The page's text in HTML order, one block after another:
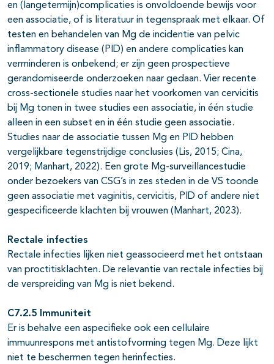
en (langetermijn)complicaties is onvoldoende bewijs voor
een associatie, of is literatuur in tegenspraak met elkaar. Of
testen en behandelen van Mg de incidentie van pelvic
inflammatory disease (PID) en andere complicaties kan
verminderen is onbekend; er zijn geen prospectieve
gerandomiseerde onderzoeken naar gedaan. Vier recente
cross-sectionele studies naar het voorkomen van cervicitis
bij Mg tonen in twee studies een associatie, in één studie
alleen in een subset en in één studie geen associatie.
Studies naar de associatie tussen Mg en PID hebben
vergelijkbare tegenstrijdige conclusies (Lis, 2015; Cina,
2019; Manhart, 2022). Een grote Mg-surveillancestudie
onder bezoekers van CSG’s in zes steden in de VS toonde
geen associatie met vaginitis, cervicitis, PID of andere niet
gespecificeerde klachten bij vrouwen (Manhart, 2023).
Rectale infecties
Rectale infecties lijken niet geassocieerd met het ontstaan
van proctitisklachten. De relevantie van rectale infecties bij
de verspreiding van Mg is niet bekend.
C7.2.5 Immuniteit
Er is behalve een aspecifieke ook een cellulaire
immuunrespons met antistofvorming tegen Mg. Deze lijkt
niet te beschermen tegen herinfecties.